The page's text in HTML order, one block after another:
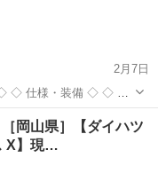
2月7日
スタム X SA ■ 修復歴 :
岡山県］【ダイハツ
X】現…